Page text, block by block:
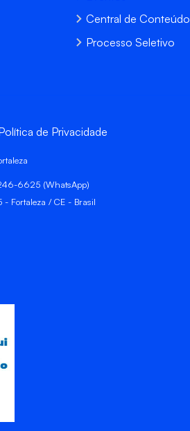
Central de Conteúdo
Processo Seletivo
de Privacidade
6625 (WhatsApp)
- Fortaleza / CE - Brasil